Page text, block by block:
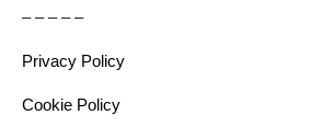
– – – – –
Privacy Policy
Cookie Policy